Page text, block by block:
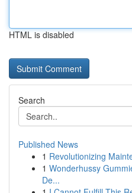
HTML is disabled
Search
Published News
1 Revolutionizing
1 Wonderhussy
De...